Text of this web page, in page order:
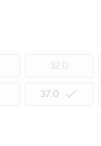
32.0
37.0